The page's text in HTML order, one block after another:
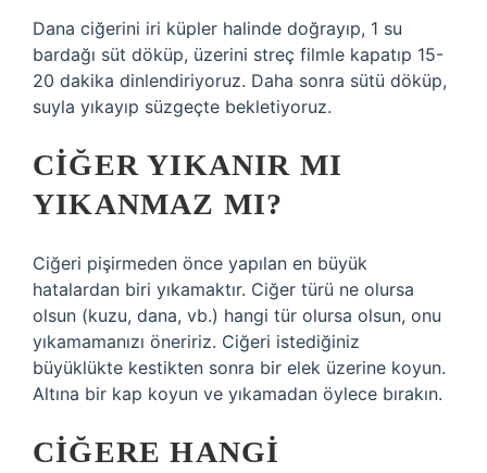
Dana ciğerini iri küpler halinde doğrayıp, 1 su
bardağı süt döküp, üzerini streç filmle kapatıp 15-
20 dakika dinlendiriyoruz. Daha sonra sütü döküp,
suyla yıkayıp süzgeçte bekletiyoruz.
CIĞER YIKANIR MI
YIKANMAZ MI?
Ciğeri pişirmeden önce yapılan en büyük
hatalardan biri yıkamaktır. Ciğer türü ne olursa
olsun (kuzu, dana, vb.) hangi tür olursa olsun, onu
yıkamamanızı öneririz. Ciğeri istediğiniz
büyüklükte kestikten sonra bir elek üzerine koyun.
Altına bir kap koyun ve yıkamadan öylece bırakın.
CIĞERE HANGI